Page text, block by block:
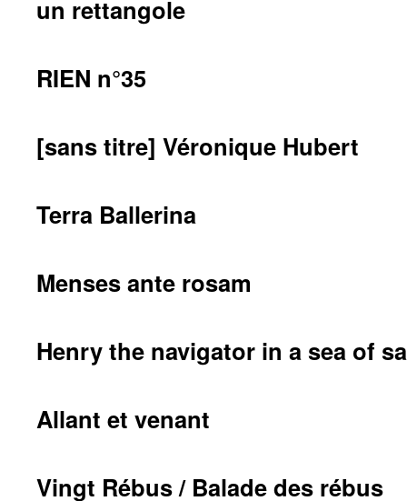
un rettangole
RIEN n°35
[sans titre] Véronique Hubert
Terra Ballerina
Menses ante rosam
Henry the navigator in a sea of
Allant et venant
Vingt Rébus / Balade des rébus